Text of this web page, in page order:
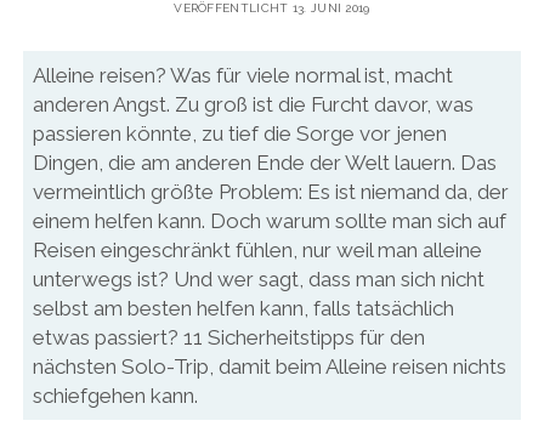
VERÖFFENTLICHT 13. JUNI 2019
Alleine reisen? Was für viele normal ist, macht
anderen Angst. Zu groß ist die Furcht davor, was
passieren könnte, zu tief die Sorge vor jenen
Dingen, die am anderen Ende der Welt lauern. Das
vermeintlich größte Problem: Es ist niemand da, der
einem helfen kann. Doch warum sollte man sich auf
Reisen eingeschränkt fühlen, nur weil man alleine
unterwegs ist? Und wer sagt, dass man sich nicht
selbst am besten helfen kann, falls tatsächlich
etwas passiert? 11 Sicherheitstipps für den
nächsten Solo-Trip, damit beim Alleine reisen nichts
schiefgehen kann.